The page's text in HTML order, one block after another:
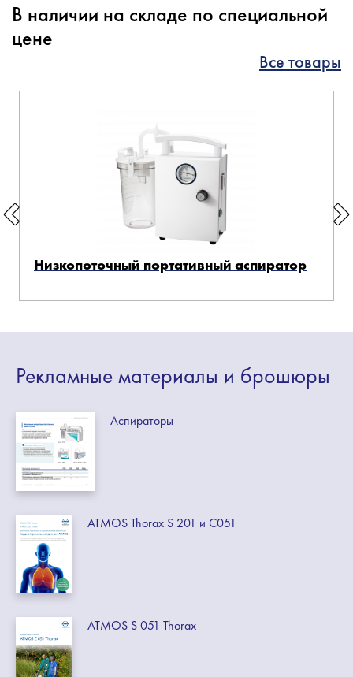
В наличии на складе по специальной
цене
Все товары
Низкопоточный портативный аспиратор
Рекламные материалы и брошюры
Аспираторы
ATMOS Thorax S 201 и C051
ATMOS S 051 Thorax